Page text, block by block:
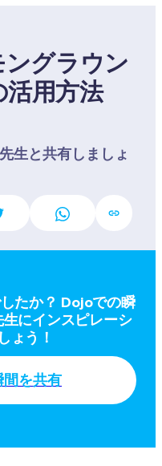
グラウン
活用方法
生と共有しましょ
たか？ Dojoでの瞬
にインスピレーシ
ょう！
を共有